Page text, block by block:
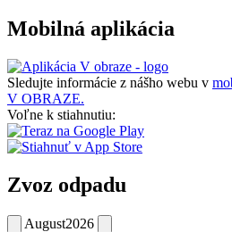
Mobilná aplikácia
Sledujte informácie z nášho webu v
V OBRAZE.
Voľne k stiahnutiu:
Zvoz odpadu
August2026